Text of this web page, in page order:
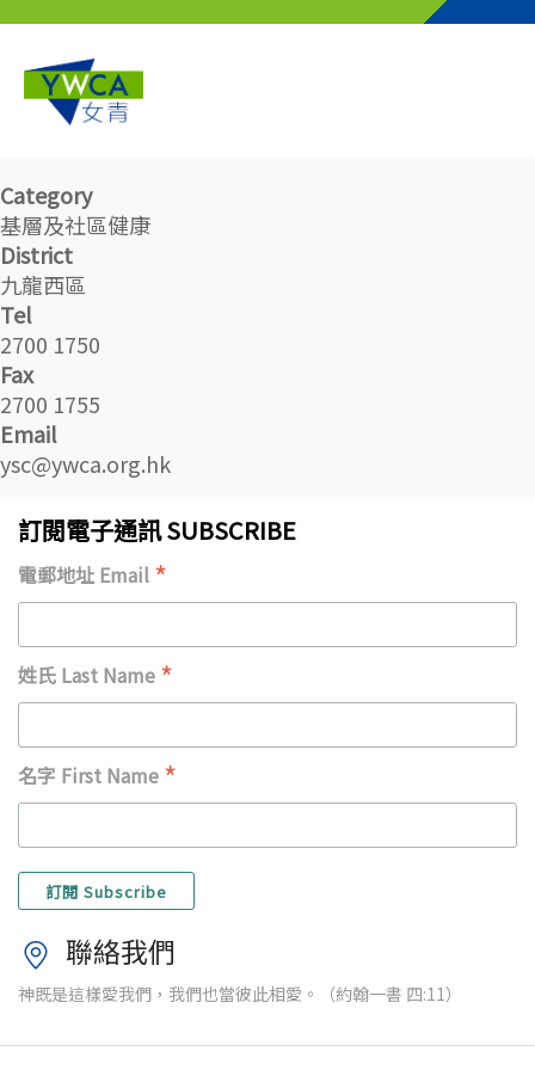
Category
基層及社區健康
District
九龍西區
Tel
2700 1750
Fax
2700 1755
Email
ysc@ywca.org.hk
訂閱電子通訊 SUBSCRIBE
電郵地址 Email *
姓氏 Last Name *
名字 First Name *
聯絡我們
神既是這樣愛我們，我們也當彼此相愛。（約翰一書 四:11）